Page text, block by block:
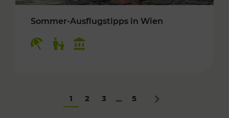
Sommer-Ausflugstipps in Wien
1 2 3 ... 5 Nächstes